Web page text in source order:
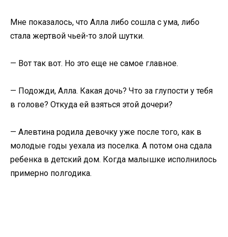
Мне показалось, что Алла либо сошла с ума, либо
стала жертвой чьей-то злой шутки.
— Вот так вот. Но это еще не самое главное.
— Подожди, Алла. Какая дочь? Что за глупости у тебя
в голове? Откуда ей взяться этой дочери?
— Алевтина родила девочку уже после того, как в
молодые годы уехала из поселка. А потом она сдала
ребенка в детский дом. Когда малышке исполнилось
примерно полгодика.